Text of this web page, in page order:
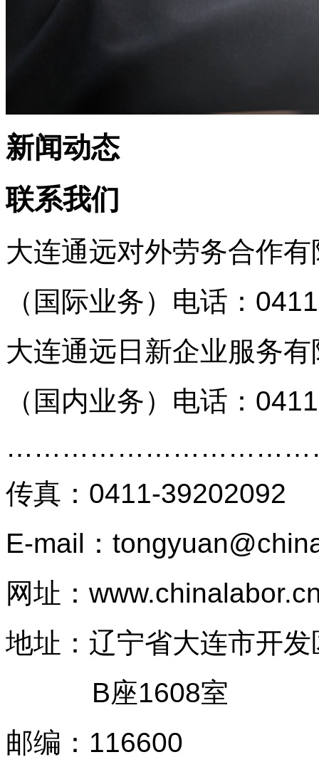
新闻动态
联系我们
大连通远对外劳务合作有
（国际业务） 电话：
大连通远日新企业服务有
（国内业务） 电话：
传真 ： 0411-39202092
E-mail：
网址：
地址：辽宁省大连市开
B座1608室
邮编 ： 116600